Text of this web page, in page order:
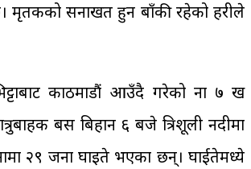
मृतकको सनाखत हुन बाँकी रहेको प्रहरीले
काठमाडौं आउँदै गरेको ना ७ ख
बस बिहान ६ बजे त्रिशूली नदीमा
२९ जना घाइते भएका छन्। घाईतेमध्ये